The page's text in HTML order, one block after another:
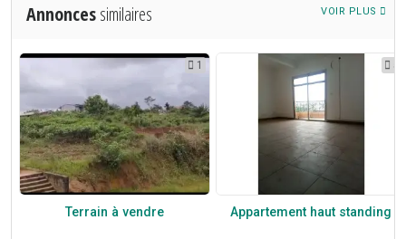
Annoncessimilaires VOIR PLUS
1
Terrain à vendre Appartement haut standing